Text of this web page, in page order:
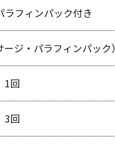
ラフィンパック付き
ジ・パラフィンパック）
回
回